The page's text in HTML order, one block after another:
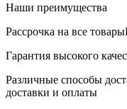
Наши преимущества
Рассрочка на все товары
Гарантия высокого
Различные способы
доставки и оплаты